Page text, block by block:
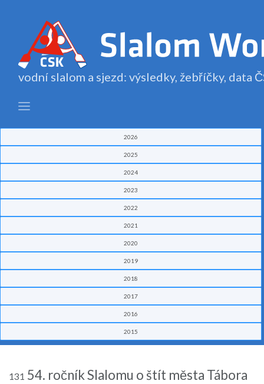
vodní slalom a sjezd: výsledky, žebříčky, data
2026
2025
2024
2023
2022
2021
2020
2019
2018
2017
2016
2015
131 54. ročník Slalomu o štít města Tábora